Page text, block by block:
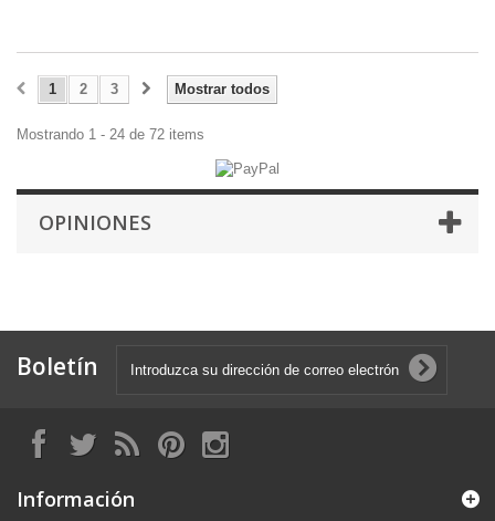
Mostrar todos
1 2 3
Mostrando 1 - 24 de 72 items
OPINIONES
Boletín
Información